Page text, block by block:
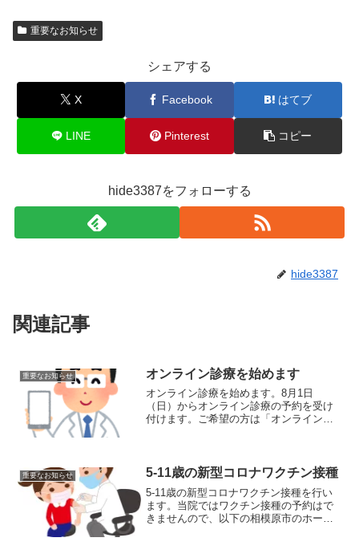
重要なお知らせ
シェアする
X Facebook はてブ
LINE Pinterest コピー
hide3387をフォローする
hide3387
関連記事
重要なお知らせ オンライン診療を始めます
オンライン診療を始めます。8月1日
（日）からオンライン診療の予約を受け
付けます。ご希望の方は「オンライン診
だ、不定期で、募集の枠を示す...
重要なお知らせ 5-11歳の新型コロナワクチン接種
5-11歳の新型コロナワクチン接種を行い
ます。当院ではワクチン接種の予約はで
きませんので、以下の相模原市のホーム